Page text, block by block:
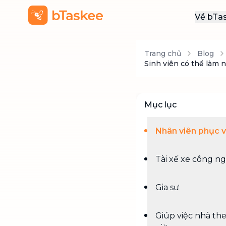
Về
Trang chủ
Blog
Sinh viên có thể làm
Mục lục
Nhân viên phục
Tài xế xe công
Gia sư
Giúp việc nhà